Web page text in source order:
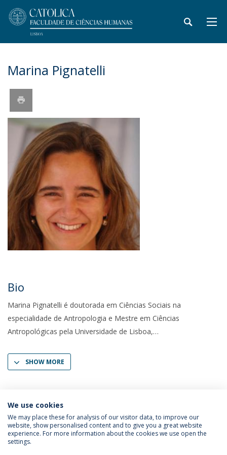
Marina Pignatelli
Bio
Marina Pignatelli é doutorada em Ciências Sociais na
especialidade de Antropologia e Mestre em Ciências
Antropológicas pela Universidade de Lisboa,
SHOW MORE
Privacy Policy
We use cookies
We may place these for analysis of our visitor data, to improve our
website, show personalised content and to give you a great website
experience. For more information about the cookies we use open the
settings.